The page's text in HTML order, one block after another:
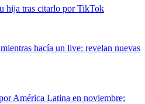
hija tras citarlo por TikTok
hacía un live: revelan nuevas
América Latina en noviembre;